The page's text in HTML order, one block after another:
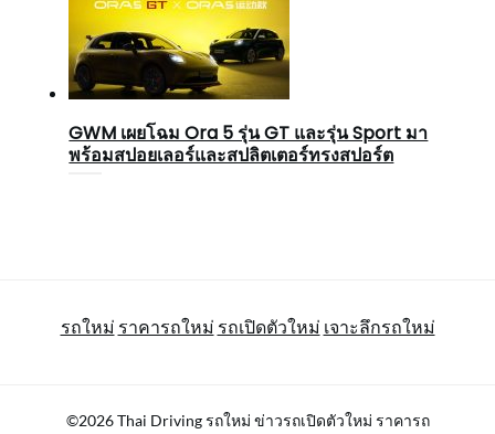
GWM เผยโฉม Ora 5 รุ่น GT และรุ่น Sport มา
พร้อมสปอยเลอร์และสปลิตเตอร์ทรงสปอร์ต
รถใหม่ ราคารถใหม่ รถเปิดตัวใหม่ เจาะลึกรถใหม่
©2026 Thai Driving รถใหม่ ข่าวรถเปิดตัวใหม่ ราคารถ